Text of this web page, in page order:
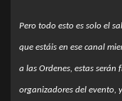
Pero todo esto es solo el
que estáis en ese canal
a las Ordenes, estas
organizadores del evento,